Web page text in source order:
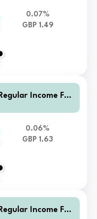
0.07%
GBP 1.49
Income Fun
0.06%
GBP 1.63
Income Fun